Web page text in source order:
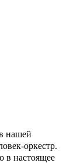
нашей
оркестр.
в настоящее